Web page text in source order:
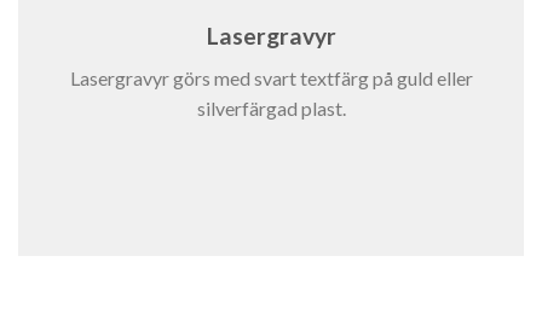
Lasergravyr
Lasergravyr görs med svart textfärg på guld eller
silverfärgad plast.